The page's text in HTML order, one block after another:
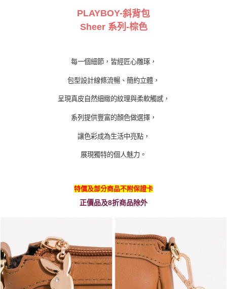
PLAYBOY-斜背包
Sheer 系列 -棕色
每一個細節，皆經匠心雕琢，
包型設計線條流暢、簡約立體，
呈現真皮自然細緻的紋理與柔軟觸感，
系列提供豐富的顏色做選擇，
讓色彩成為生活中亮點，
展現獨特的個人魅力。
特價及部分商品不附保證卡
正價品及8折商品除外